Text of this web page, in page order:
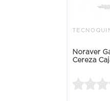
Noraver
Cereza